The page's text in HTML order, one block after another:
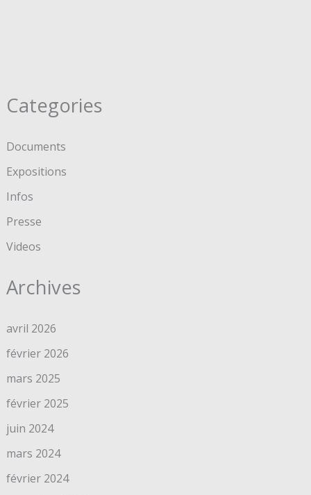
Categories
Documents
Expositions
Infos
Presse
Videos
Archives
avril 2026
février 2026
mars 2025
février 2025
juin 2024
mars 2024
février 2024